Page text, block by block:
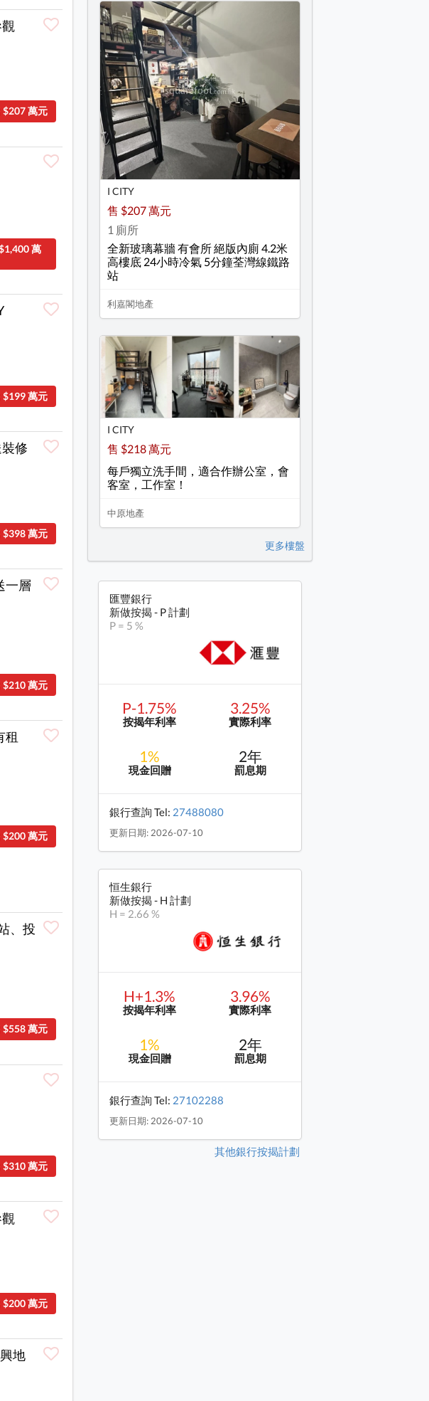
$207 萬元
萬
$199 萬元
修
$398 萬元
一層
$210 萬元
租
$200 萬元
、投
$558 萬元
$310 萬元
$200 萬元
地
I CITY
售 $207 萬元
1 廁所
全新玻璃幕牆 有會所 絕版內廁 4.2米
高樓底 24小時冷氣 5分鐘荃灣線鐵路
站
利嘉閣地產
I CITY
售 $218 萬元
每戶獨立洗手間，適合作辦公室，會
客室，工作室！
中原地產
更多樓盤
匯豐銀行
新做按揭 - P 計劃
P = 5 %
P-1.75%
按揭年利率
3.25%
實際利率
1%
現金回贈
2年
罰息期
銀行查詢 Tel: 27488080
更新日期: 2026-07-10
恒生銀行
新做按揭 - H 計劃
H = 2.66 %
H+1.3%
按揭年利率
3.96%
實際利率
1%
現金回贈
2年
罰息期
銀行查詢 Tel: 27102288
更新日期: 2026-07-10
其他銀行按揭計劃